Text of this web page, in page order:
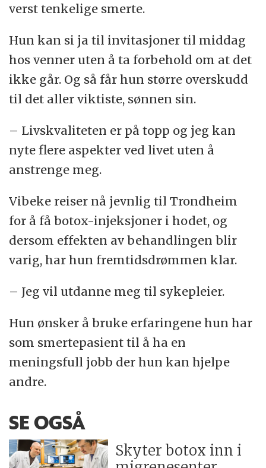
verst tenkelige smerte.
Hun kan si ja til invitasjoner til middag
hos venner uten å ta forbehold om at det
ikke går. Og så får hun større overskudd
til det aller viktiste, sønnen sin.
– Livskvaliteten er på topp og jeg kan
nyte flere aspekter ved livet uten å
anstrenge meg.
Vibeke reiser nå jevnlig til Trondheim
for å få botox-injeksjoner i hodet, og
dersom effekten av behandlingen blir
varig, har hun fremtidsdrømmen klar.
– Jeg vil utdanne meg til sykepleier.
Hun ønsker å bruke erfaringene hun har
som smertepasient til å ha en
meningsfull jobb der hun kan hjelpe
andre.
SE OGSÅ
Skyter botox inn i